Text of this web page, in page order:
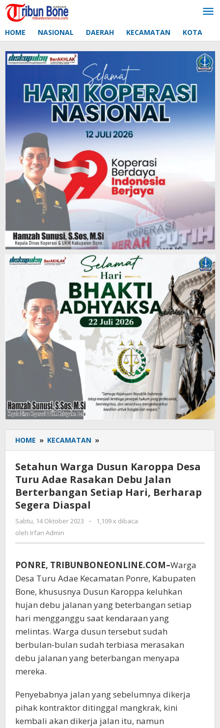
Lewati
ke
HOME NASIONAL DAERAH KECAMATAN KOTA
HOME » KECAMATAN »
Warga
Karoppa
Desa
Turu
Debu
Berterbangan
Hari,
Berharap
Diaspal
Setahun Warga Dusun Karoppa Desa
Turu Adae Rasakan Debu Jalan
Berterbangan Setiap Hari, Berharap
Segera Diaspal
Sabtu, 14 Oktober 2023
oleh
-
1,109 x dibaca
oleh Irfan Admin
PONRE, TRIBUNBONEONLINE.COM–Warga
Desa Turu Adae Kecamatan Ponre, Kabupaten
Bone, khususnya Dusun Karoppa keluhkan
hujan debu jalanan yang beterbangan setiap
hari mengganggu saat kendaraan yang
melintas. Warga dusun tersebut sudah
berbulan-bulan sudah terbiasa merasakan
debu jalanan yang beterbangan menyapa
mereka.
Penyebabnya jalan yang sebelumnya dikerja
pihak kontraktor ditinggal mangkrak, kini
kembali akan dikerja jalan itu, namun